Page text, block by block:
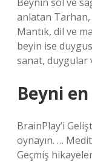
anlatan Tarhan,
Mantık, dil ve
beyin ise
sanat, duygular
Beyni
BrainPlay’i
oynayın. …
Geçmiş